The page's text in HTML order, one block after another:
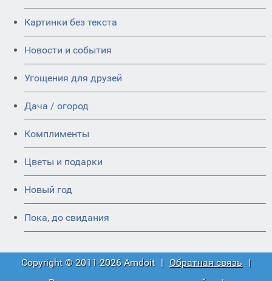
Картинки без текста
Новости и события
Угощения для друзей
Дача / огород
Комплименты
Цветы и подарки
Новый год
Пока, до свидания
Copyright © 2011-2026 Amdoit | Обратная связь |